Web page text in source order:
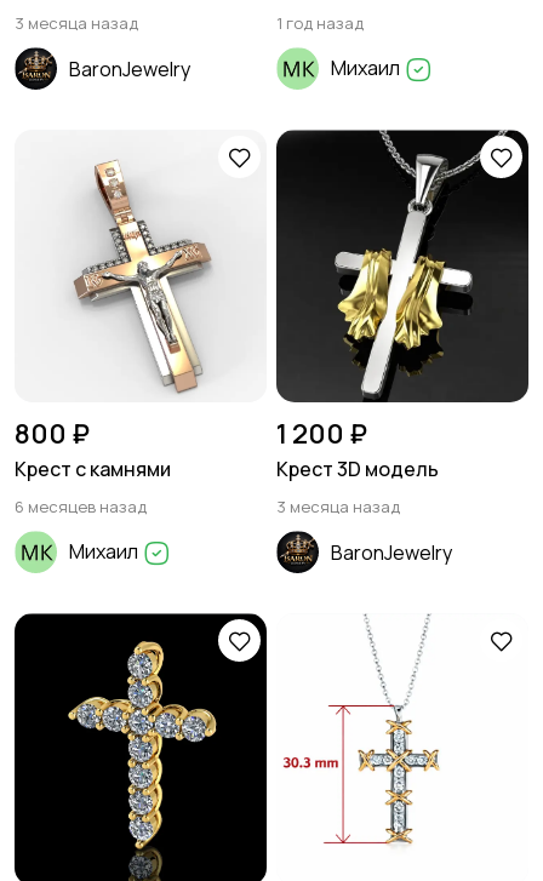
3 месяца назад
BaronJewelry
1 год назад
Михаил
800 ₽
Крест с камнями
6 месяцев назад
Михаил
1 200 ₽
Крест 3D модель
3 месяца назад
BaronJewelry